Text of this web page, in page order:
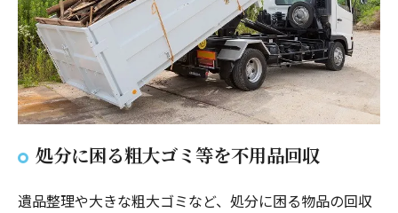
処分に困る粗大ゴミ等を不用品回収
遺品整理や大きな粗大ゴミなど、処分に困る物品の回収